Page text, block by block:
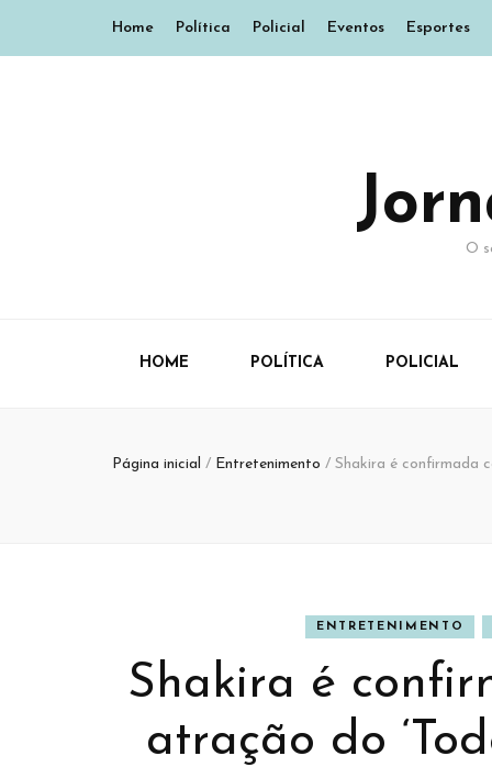
Home Política Policial Eventos Esportes
O
HOME POLÍTICA POLICIAL
Página inicial / Entretenimento / Shakira é confirmada
ENTRETENIMENTO
Shakira é
atração do